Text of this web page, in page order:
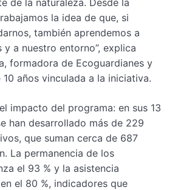
la idea de que, si
también aprendemos a
a nuestro entorno”, explica
formadora de Ecoguardianes y
años vinculada a la iniciativa.
impacto del programa: en sus 13
han desarrollado más de 229
que suman cerca de 687
La permanencia de los
el 93 % y la asistencia
el 80 %, indicadores que